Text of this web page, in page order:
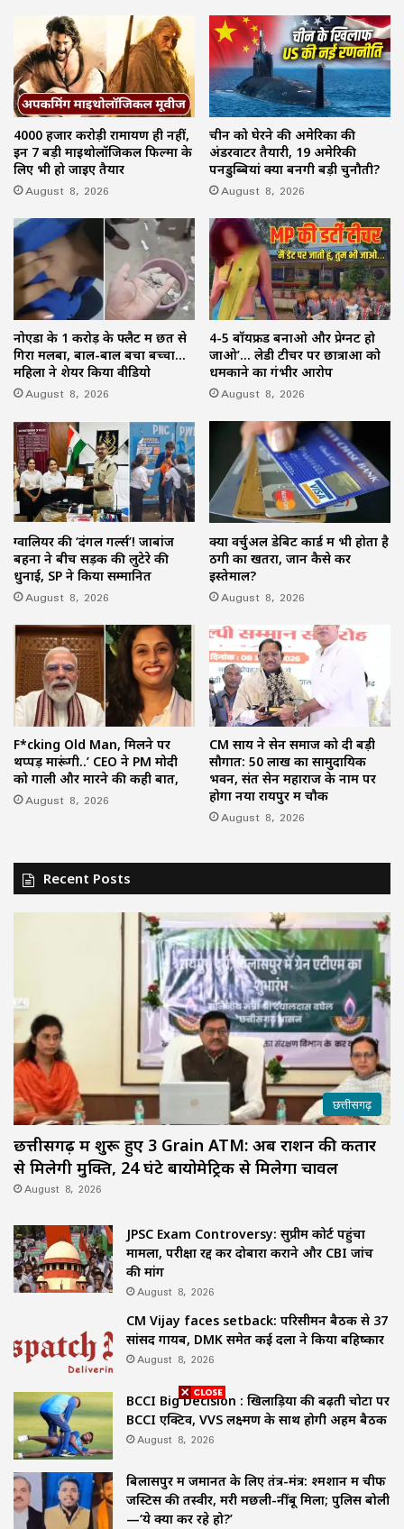
4000 हजार करोड़ी रामायण ही नहीं,
इन 7 बड़ी माइथोलॉजिकल फिल्मों के
लिए भी हो जाइए तैयार
August 8, 2026
चीन को घेरने की अमेरिका की
अंडरवाटर तैयारी, 19 अमेरिकी
पनडुब्बियां क्यों बनेंगी बड़ी चुनौती?
August 8, 2026
नोएडा के 1 करोड़ के फ्लैट में छत से
गिरा मलबा, बाल-बाल बचा बच्चा…
महिला ने शेयर किया वीडियो
August 8, 2026
4-5 बॉयफ्रेंड बनाओ और प्रेग्नेंट हो
जाओ’… लेडी टीचर पर छात्राओं को
धमकाने का गंभीर आरोप
August 8, 2026
ग्वालियर की ‘दंगल गर्ल्स’! जाबांज
बहनों ने बीच सड़क की लुटेरे की
धुनाई, SP ने किया सम्मानित
August 8, 2026
क्या वर्चुअल डेबिट कार्ड में भी होता है
ठगी का खतरा, जानें कैसे करें
इस्तेमाल?
August 8, 2026
F*cking Old Man, मिलने पर
थप्पड़ मारूंगी..’ CEO ने PM मोदी
को गाली और मारने की कही बात,
August 8, 2026
CM साय ने सेन समाज को दी बड़ी
सौगात: 50 लाख का सामुदायिक
भवन, संत सेन महाराज के नाम पर
होगा नया रायपुर में चौक
August 8, 2026
Recent Posts
छत्तीसगढ़
छत्तीसगढ़ में शुरू हुए 3 Grain ATM: अब राशन की कतार
से मिलेगी मुक्ति, 24 घंटे बायोमेट्रिक से मिलेगा चावल
August 8, 2026
JPSC Exam Controversy: सुप्रीम कोर्ट पहुंचा
मामला, परीक्षा रद्द कर दोबारा कराने और CBI जांच
की मांग
August 8, 2026
CM Vijay faces setback: परिसीमन बैठक से 37
सांसद गायब, DMK समेत कई दलों ने किया बहिष्कार
August 8, 2026
BCCI Big Decision : खिलाड़ियों की बढ़ती चोटों पर
BCCI एक्टिव, VVS लक्ष्मण के साथ होगी अहम बैठक
August 8, 2026
बिलासपुर में जमानत के लिए तंत्र-मंत्र: श्मशान में चीफ
जस्टिस की तस्वीर, मरी मछली-नींबू मिला; पुलिस बोली
—‘ये क्या कर रहे हो?’